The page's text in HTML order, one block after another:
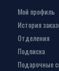
Мой профиль
История
Отделения
Подписка
Подарочные